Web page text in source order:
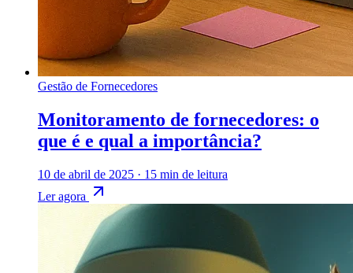
Gestão de Fornecedores
Monitoramento de fornecedores: o
que é e qual a importância?
10 de abril de 2025 · 15 min de leitura
Ler agora